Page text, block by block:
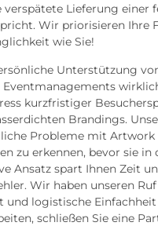
verspätete Lieferung einer
Wir priorisieren Ihre
wie Sie!
Unterstützung
Eventmanagements
kurzfristiger
Brandings.
Probleme mit Artwork
zu erkennen, bevor sie in
Ansatz spart Ihnen Zeit
Wir haben unseren
und logistische
schließen Sie eine